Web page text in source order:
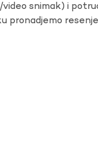
snimak) i
pronadjemo